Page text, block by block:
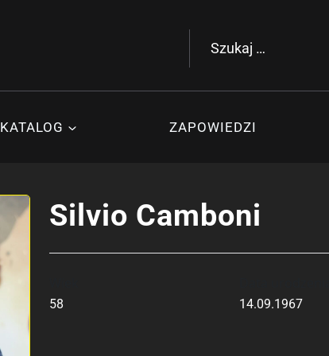
Szukaj:
KATALOG ZAPOWIEDZI
Silvio Camboni
58 14.09.1967